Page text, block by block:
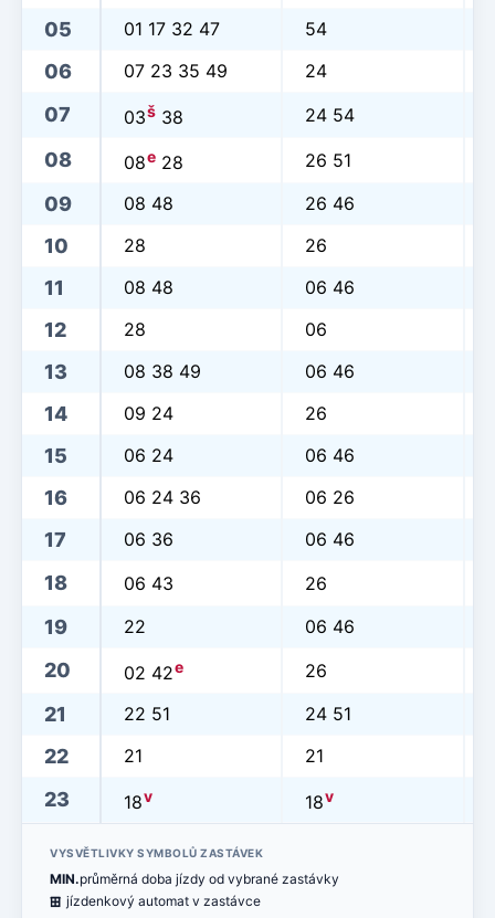
05 01 17 32 47 54
06 07 23 35 49 24
07 03š 38 24 54
08 08e 28 26 51
09 08 48 26 46
10 28 26
11 08 48 06 46
12 28 06
13 08 38 49 06 46
14 09 24 26
15 06 24 06 46
16 06 24 36 06 26
17 06 36 06 46
18 06 43 26
19 22 06 46
20 02 42e 26
21 22 51 24 51
22 21 21
23 18v 18v
VYSVĚTLIVKY SYMBOLŮ ZASTÁVEK
MIN.průměrná doba jízdy od vybrané zastávky
æ jízdenkový automat v zastávce